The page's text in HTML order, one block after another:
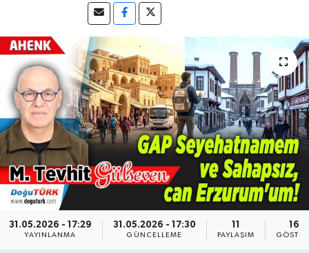
31.05.2026 - 17:29
YAYINLANMA
31.05.2026 - 17:30
GÜNCELLEME
11
PAYLAŞIM
167
Güncel
KÜLTÜR-SANAT
Magazin
Medya
Politika
Sağlık